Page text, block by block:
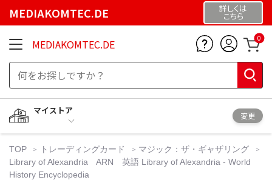
MEDIAKOMTEC.DE 詳しくは
こちら
MEDIAKOMTEC.DE 0
マイストア
変更
TOP トレーディングカード
マジック：ザ・ギャザリング
Library of Alexandria ARN 英語 Library of Alexandria - World
History Encyclopedia